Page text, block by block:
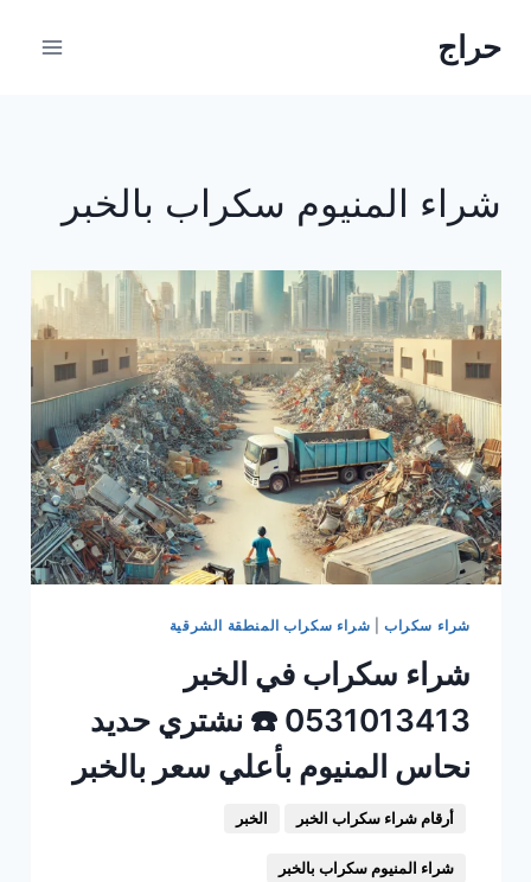
حراج
شراء المنيوم سكراب بالخبر
شراء سكراب| شراء سكراب المنطقة الشرقية
شراء سكراب في الخبر
0531013413 ☎️ نشتري حديد
نحاس المنيوم بأعلي سعر بالخبر
أرقام شراء سكراب الخبر الخبر
شراء المنيوم سكراب بالخبر